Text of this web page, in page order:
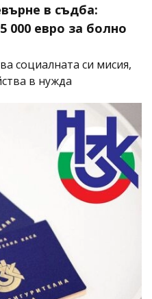
в съдба:
000 евро за болно
социалната си мисия,
в нужда